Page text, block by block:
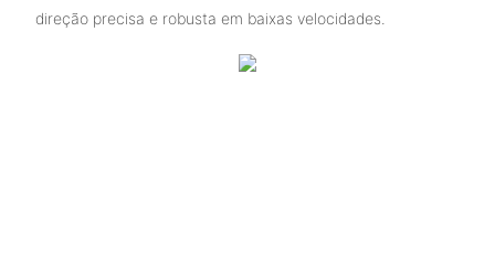
direção precisa e robusta em baixas velocidades.